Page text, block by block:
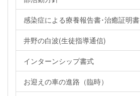
感染症による療養報告書･治癒証明書
井野の白波(生徒指導通信)
インターンシップ書式
お迎えの車の進路（臨時）